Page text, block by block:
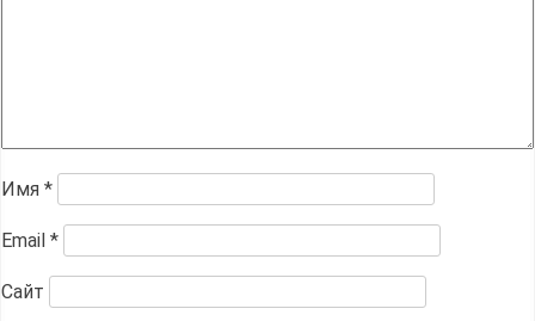
Имя *
Email *
Сайт